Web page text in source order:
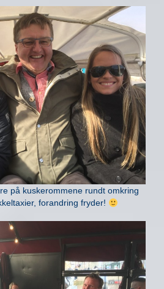
på kuskerommene rundt omkring
forandring fryder!